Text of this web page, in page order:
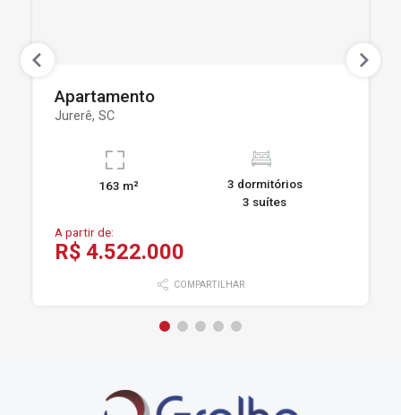
Apartamento
Jurerê, SC
163 m²
3 dormitórios
3 suítes
A partir de:
R$ 4.522.000
COMPARTILHAR